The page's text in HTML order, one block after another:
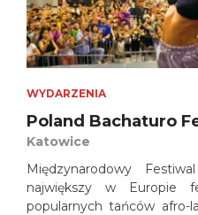
WYDARZENIA
Poland Bachaturo
Katowice
Międzynarodowy
największy w Europie
popularnych tańców afro-